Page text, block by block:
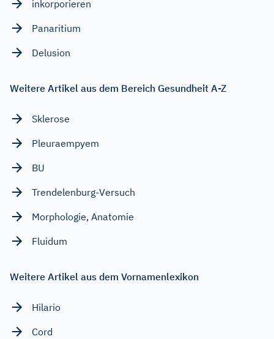
inkorporieren
Panaritium
Delusion
Weitere Artikel aus dem Bereich Gesundheit A-Z
Sklerose
Pleuraempyem
BU
Trendelenburg-Versuch
Morphologie, Anatomie
Fluidum
Weitere Artikel aus dem Vornamenlexikon
Hilario
Cord